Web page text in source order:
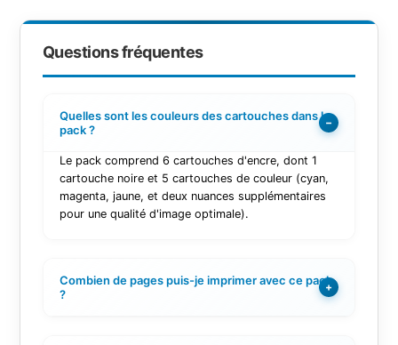
Questions fréquentes
Quelles sont les couleurs des cartouches dans le
pack ?
−
Le pack comprend 6 cartouches d'encre, dont 1
cartouche noire et 5 cartouches de couleur (cyan,
magenta, jaune, et deux nuances supplémentaires
pour une qualité d'image optimale).
Combien de pages puis-je imprimer avec ce pack
?
+